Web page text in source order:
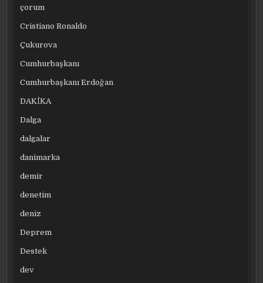
çorum
Cristiano Ronaldo
Çukurova
Cumhurbaşkanı
Cumhurbaşkanı Erdoğan
DAKİKA
Dalga
dalgalar
danimarka
demir
denetim
deniz
Deprem
Destek
dev